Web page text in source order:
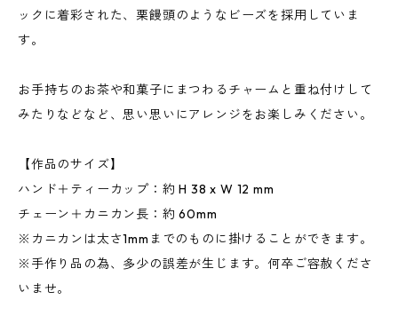
ックに着彩された、栗饅頭のようなビーズを採用していま
す。
お手持ちのお茶や和菓子にまつわるチャームと重ね付けして
みたりなどなど、思い思いにアレンジをお楽しみください。
【作品のサイズ】
ハンド＋ティーカップ：約 H 38 x W 12 mm
チェーン＋カニカン長：約 60mm
※カニカンは太さ1mmまでのものに掛けることができます。
※手作り品の為、多少の誤差が生じます。何卒ご容赦くださ
いませ。